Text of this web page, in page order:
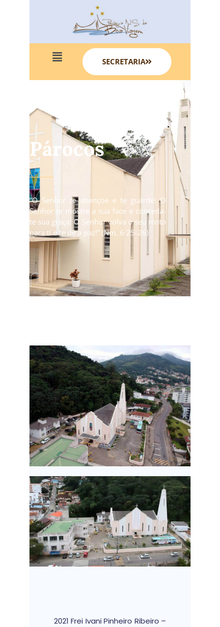
SECRETARIA
Párocos
“O Senhor te abençoe e te guarde! O
Senhor te mostre a sua face e conceda-
te sua graça! O Senhor volva o seu rosto
para ti e te dê a paz!” (Nm. 6 25-26)
2021 Frei Ivani Pinheiro Ribeiro –